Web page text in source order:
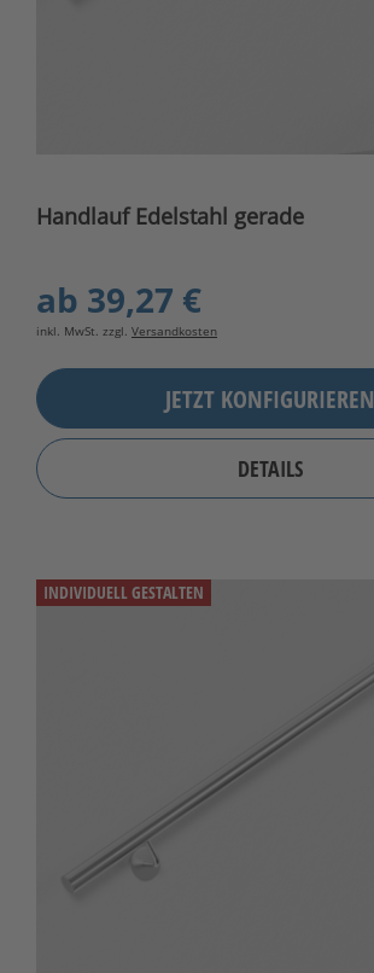
Handlauf Edelstahl gerade
ab 39,27 €
inkl. MwSt. zzgl. Versandkosten
JETZT KONFIGURIEREN
DETAILS
INDIVIDUELL GESTALTEN